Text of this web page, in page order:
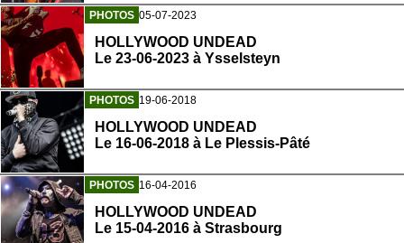
PHOTOS 05-07-2023
HOLLYWOOD UNDEAD
Le 23-06-2023 à Ysselsteyn
PHOTOS 19-06-2018
HOLLYWOOD UNDEAD
Le 16-06-2018 à Le Plessis-Pâté
PHOTOS 16-04-2016
HOLLYWOOD UNDEAD
Le 15-04-2016 à Strasbourg